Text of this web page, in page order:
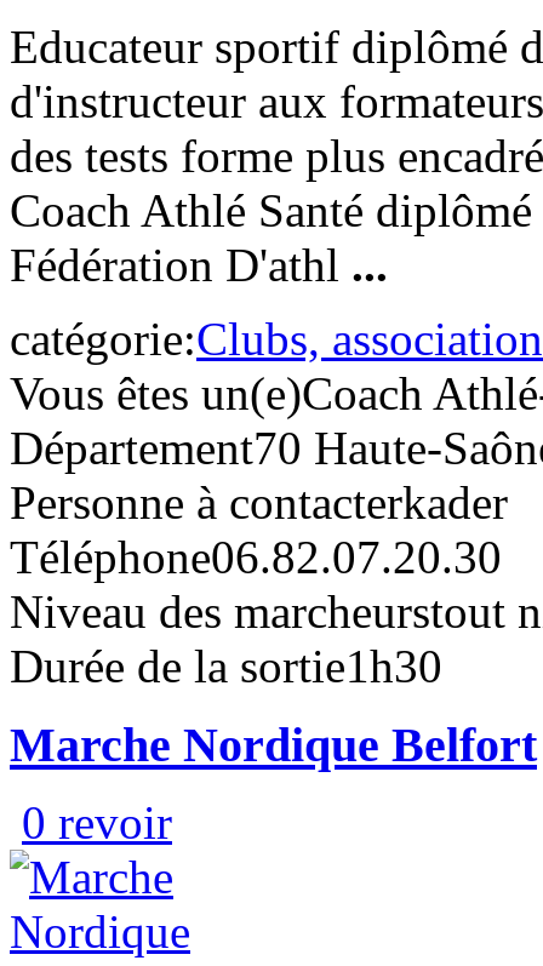
Educateur sportif diplômé
d'instructeur aux
des tests forme plus
Coach Athlé Santé
Fédération D'athl ...
catégorie:Clubs,
Vous êtes un(e)Coach
Département70 Haute-
Personne à contacterkader
Téléphone06.82.07.20.30
Niveau des marcheurstout
Durée de la sortie1h30
Marche Nordique Belfort
0 revoir